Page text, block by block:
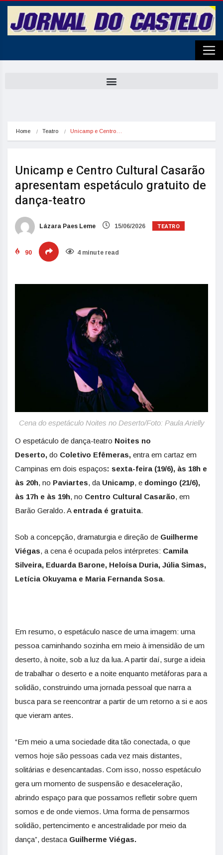
Home Teatro Unicamp e Centro…
Unicamp e Centro Cultural Casarão
apresentam espetáculo gratuito de
dança-teatro
Lázara Paes Leme 15/06/2026 TEATRO
90 4 minute read
Cena do espetáculo Noites no Deserto/Foto: Paula Arielly
O espetáculo de dança-teatro Noites no
Deserto, do Coletivo Efêmeras, entra em cartaz em
Campinas em dois espaços: sexta-feira (19/6), às 18h e
às 20h, no Paviartes, da Unicamp, e domingo (21/6),
às 17h e às 19h, no Centro Cultural Casarão, em
Barão Geraldo. A entrada é gratuita.
Sob a concepção, dramaturgia e direção de Guilherme
Viégas, a cena é ocupada pelos intérpretes: Camila
Silveira, Eduarda Barone, Heloísa Duria, Júlia Simas,
Letícia Okuyama e Maria Fernanda Sosa.
Em resumo, o espetáculo nasce de uma imagem: uma
pessoa caminhando sozinha em meio à imensidão de um
deserto, à noite, sob a luz da lua. A partir daí, surge a ideia
de trabalhar o deserto e a noite enquanto metáforas para a
solidão, construindo uma jornada pessoal que narra a
busca para se reencontrar a partir de um retorno a si e aos
que vieram antes.
“Em meio a uma sociedade dita tão conectada, o que
vemos hoje são pessoas cada vez mais distantes,
solitárias e desencantadas. Com isso, nosso espetáculo
gera um momento de suspensão e desaceleração,
abrindo espaço para que possamos refletir sobre quem
somos e de onde viemos. Uma forma de pensarmos
solidão, pertencimento e ancestralidade por meio da
dança”, destaca Guilherme Viégas.